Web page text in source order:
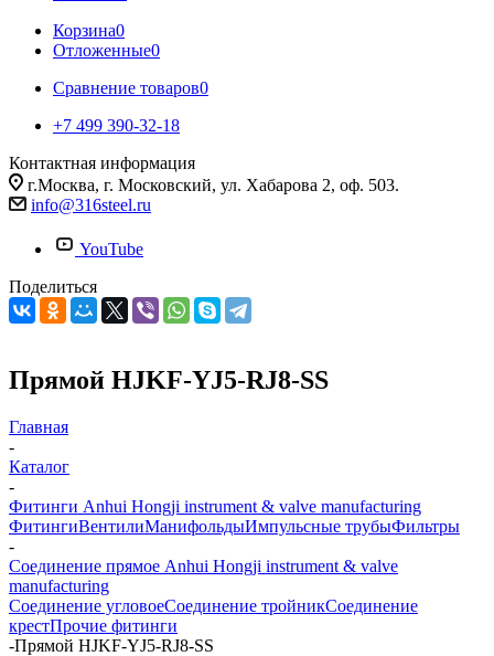
Корзина0
Отложенные0
Сравнение товаров0
+7 499 390-32-18
Контактная информация
г.Москва, г. Московский, ул. Хабарова 2, оф. 503.
info@316steel.ru
YouTube
Поделиться
Прямой HJKF-YJ5-RJ8-SS
Главная
-
Каталог
-
Фитинги Anhui Hongji instrument & valve manufacturing
ФитингиВентилиМанифольдыИмпульсные трубыФильтры
-
Соединение прямое Anhui Hongji instrument & valve
manufacturing
Соединение угловоеСоединение тройникСоединение
крестПрочие фитинги
-Прямой HJKF-YJ5-RJ8-SS